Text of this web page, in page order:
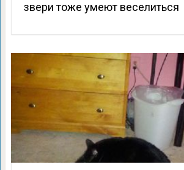
звери тоже умеют веселиться